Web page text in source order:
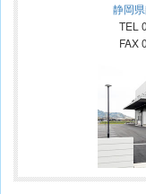
静岡
TEL
FAX